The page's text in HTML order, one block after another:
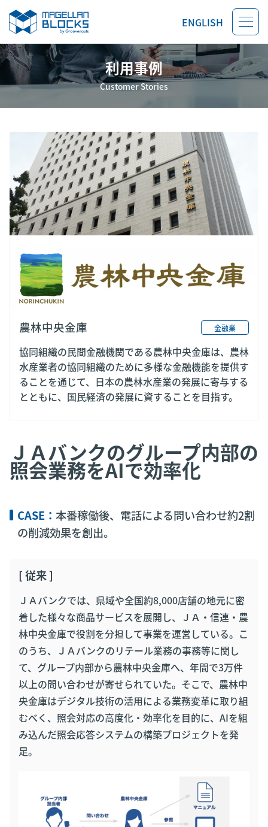
ENGLISH
利用事例
Customer Stories
農林中央金庫 金融業
協同組織の民間金融機関である農林中央金庫は、農林
水産業者の協同組織のために多様な金融機能を提供す
ることを通じて、日本の農林水産業の発展に寄与する
とともに、国民経済の発展に資することを目指す。
ＪＡバンクのグループ内部の
照会業務をAIで効率化
CASE： 本番稼働後、電話による問い合わせ約2割
の削減効果を創出。
[ 従来 ]
ＪＡバンクでは、県域や全国約8,000店舗の地元に密
着した様々な商品サービスを展開し、ＪＡ・信連・農
林中央金庫で役割を分担して事業を運営している。こ
のうち、ＪＡバンクのリテール業務の事務等に関し
て、グループ内部から農林中央金庫へ、年間で3万件
以上の問い合わせが寄せられていた。そこで、農林中
央金庫はデジタル技術の活用による業務変革に取り組
むべく、照会対応の高度化・効率化を目的に、AIを組
み込んだ照会応答システムの構築プロジェクトを発
足。